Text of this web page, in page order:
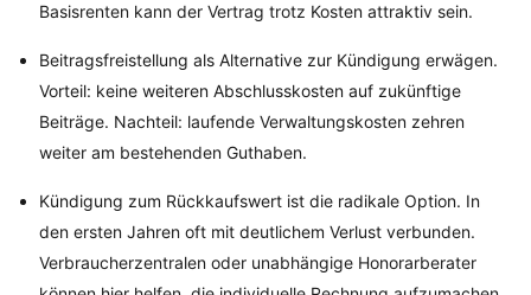
Basisrenten kann der Vertrag trotz Kosten attraktiv sein.
Beitragsfreistellung als Alternative zur Kündigung erwägen.
Vorteil: keine weiteren Abschlusskosten auf zukünftige
Beiträge. Nachteil: laufende Verwaltungskosten zehren
weiter am bestehenden Guthaben.
Kündigung zum Rückkaufswert ist die radikale Option. In
den ersten Jahren oft mit deutlichem Verlust verbunden.
Verbraucherzentralen oder unabhängige Honorarberater